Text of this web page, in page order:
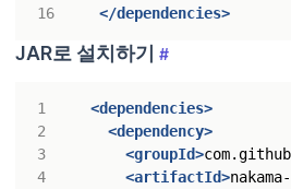
16
</dependencies>
JAR로 설치하기 #
3
4
<dependencies>
<dependency>
<groupId>
<artifactId>